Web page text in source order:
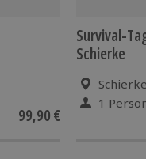
99,90 €
Survival-
Schierke
Schierke
1